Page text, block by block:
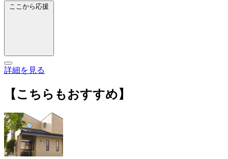
ここから応援
詳細を見る
【こちらもおすすめ】